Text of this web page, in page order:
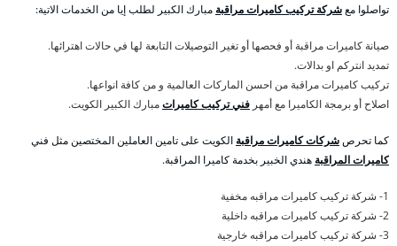
تواصلوا معشركة تركيب كاميرات مراقبة مبارك الكبير لطلب إيا من الخدمات الاتية:
صيانة كاميرات مراقبة أو فحصها أو تغير التوصيلات التابعة لها في حالات اهترائها.
تمديد انتركم او بدالات.
تركيب كاميرات مراقبة من احسن الماركات العالمية و من كافة انواعها.
اصلاح أو برمجة الكاميرا مع أمهر فني تركيب كاميراتمبارك الكبير الكويت.
كما تحرصشركات كاميرات مراقبة الكويت على تامين العاملين المختصين مثل فني
كاميرات المراقبة هندي الخبير بخدمة كاميرا المراقبة.
1- شركة تركيب كاميرات مراقبه مخفية
2- شركة تركيب كاميرات مراقبه داخلية
3- شركة تركيب كاميرات مراقبه خارجية